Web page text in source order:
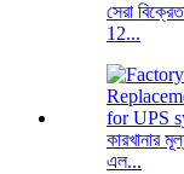
সেরা
12...
কারখানার
এল...